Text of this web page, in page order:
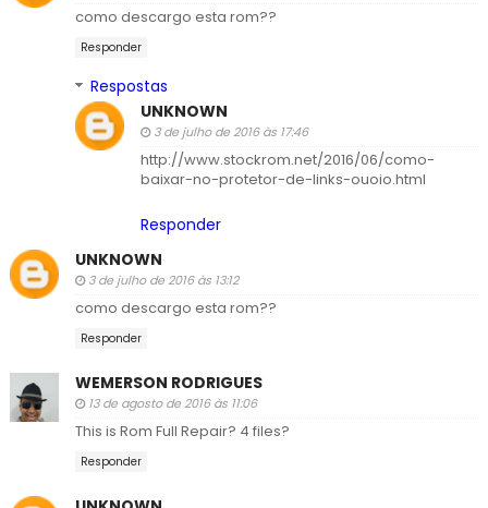
como descargo esta rom??
Responder
Respostas
UNKNOWN
3 de julho de 2016 às 17:46
http://www.stockrom.net/2016/06/como-
baixar-no-protetor-de-links-ouoio.html
Responder
UNKNOWN
3 de julho de 2016 às 13:12
como descargo esta rom??
Responder
WEMERSON RODRIGUES
13 de agosto de 2016 às 11:06
This is Rom Full Repair? 4 files?
Responder